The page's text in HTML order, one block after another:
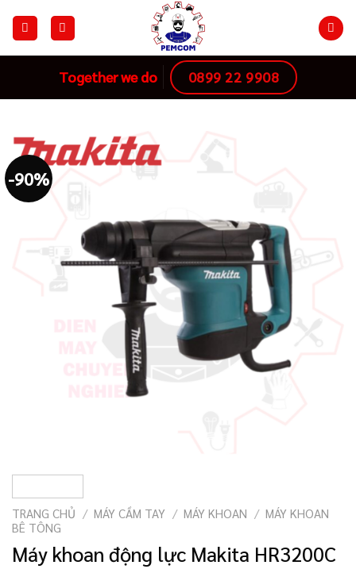
Together we do 0899 22 9908
-90%
TRANG CHỦ / MÁY CẦM TAY / MÁY KHOAN / MÁY KHOAN
BÊ TÔNG
Máy khoan động lực Makita HR3200C